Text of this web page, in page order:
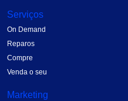
Serviços
On Demand
Reparos
Compre
Venda o seu
Marketing